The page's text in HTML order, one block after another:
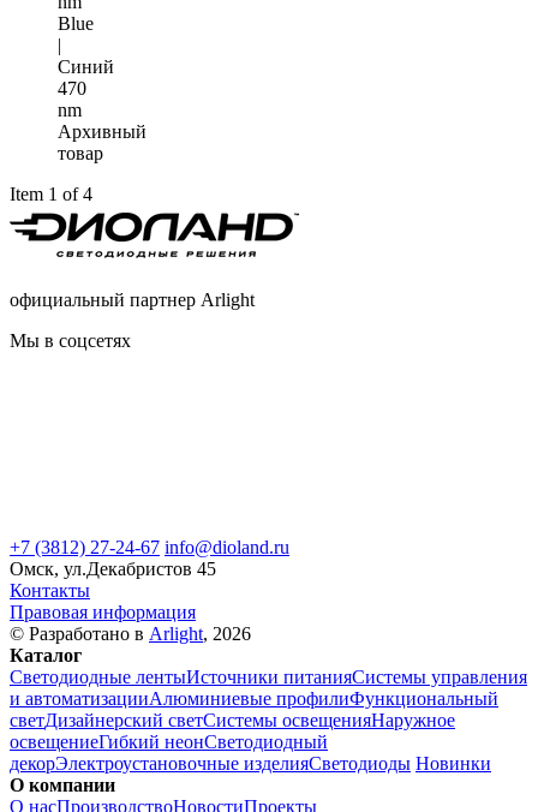
Blue
|
Синий
470
nm
Архивный
товар
Item 1 of 4
официальный партнер Arlight
Мы в соцсетях
+7 (3812) 27-24-67 info@dioland.ru
Омск, ул.Декабристов 45
Контакты
Правовая информация
© Разработано в Arlight, 2026
Каталог
Светодиодные лентыИсточники питанияСистемы управления
и автоматизацииАлюминиевые профилиФункциональный
светДизайнерский светСистемы освещенияНаружное
освещениеГибкий неонСветодиодный
декорЭлектроустановочные изделияСветодиоды Новинки
О компании
О насПроизводствоНовостиПроекты